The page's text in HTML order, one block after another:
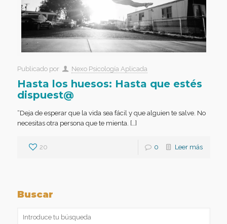
Publicado por Nexo Psicología Aplicada
Hasta los huesos: Hasta que estés
dispuest@
“Deja de esperar que la vida sea fácil y que alguien te salve. No
necesitas otra persona que te mienta. […]
20 0 Leer más
Buscar